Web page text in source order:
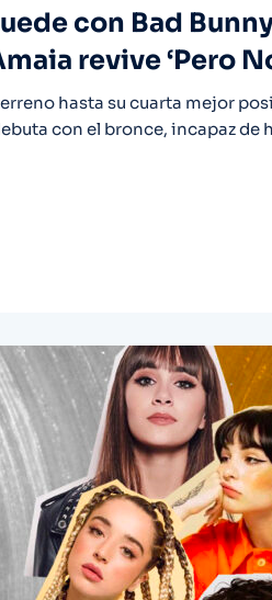
con Bad
revive ‘Pero
hasta su cuarta mejor
con el bronce, incapaz de